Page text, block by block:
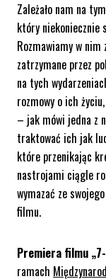
Zależało nam na
który niekoniecznie
Rozmawiamy w
zatrzymane przez
na tych
rozmowy o ich
– jak mówi jedna z
traktować ich jak
które przenikając
nastrojami ciągle
wymazać ze
filmu.
Premiera filmu
ramach